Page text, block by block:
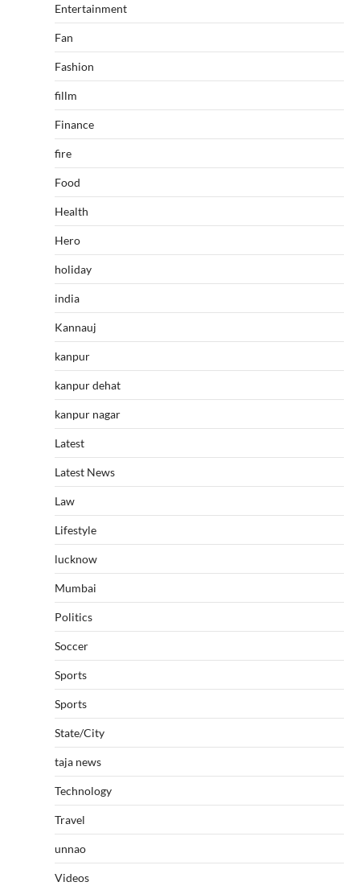
Entertainment
Fan
Fashion
fillm
Finance
fire
Food
Health
Hero
holiday
india
Kannauj
kanpur
kanpur dehat
kanpur nagar
Latest
Latest News
Law
Lifestyle
lucknow
Mumbai
Politics
Soccer
Sports
Sports
State/City
taja news
Technology
Travel
unnao
Videos